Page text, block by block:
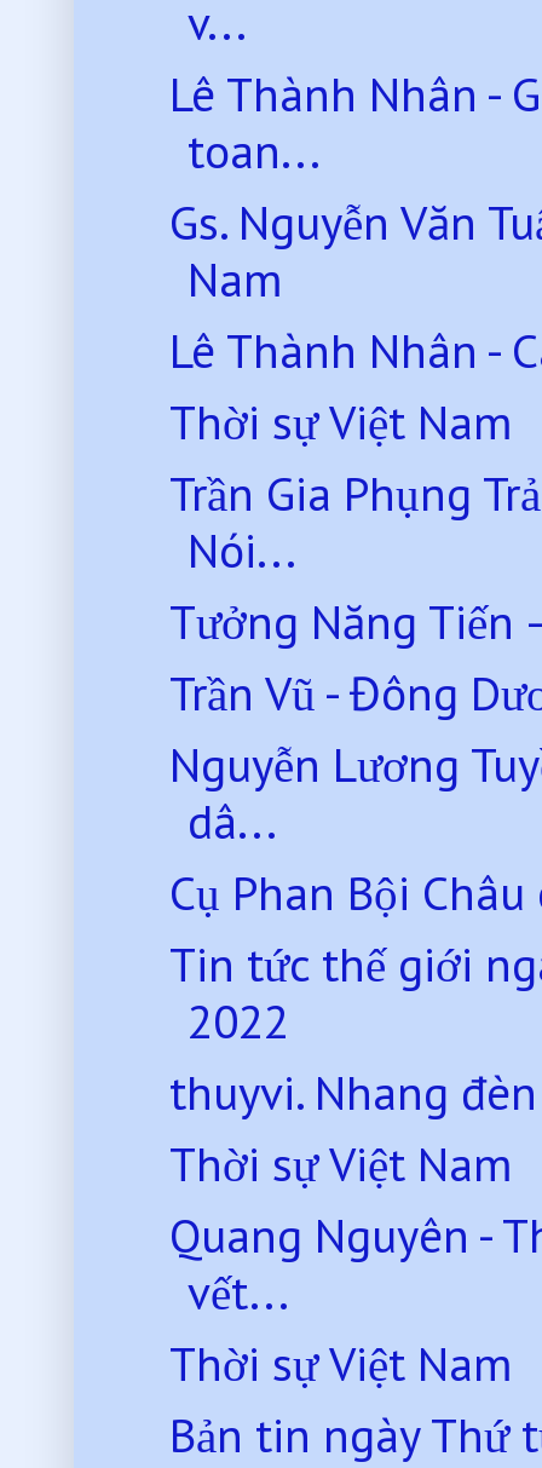
v...
Lê Thành Nhân -
toan...
Gs. Nguyễn Văn
Nam
Lê Thành Nhân -
Thời sự Việt Nam
Trần Gia Phụng
Nói...
Tưởng Năng Tiến
Trần Vũ - Đông
Nguyễn Lương
dâ...
Cụ Phan Bội
Tin tức thế giới
2022
thuyvi. Nhang
Thời sự Việt Nam
Quang Nguyên -
vết...
Thời sự Việt Nam
Bản tin ngày Thứ